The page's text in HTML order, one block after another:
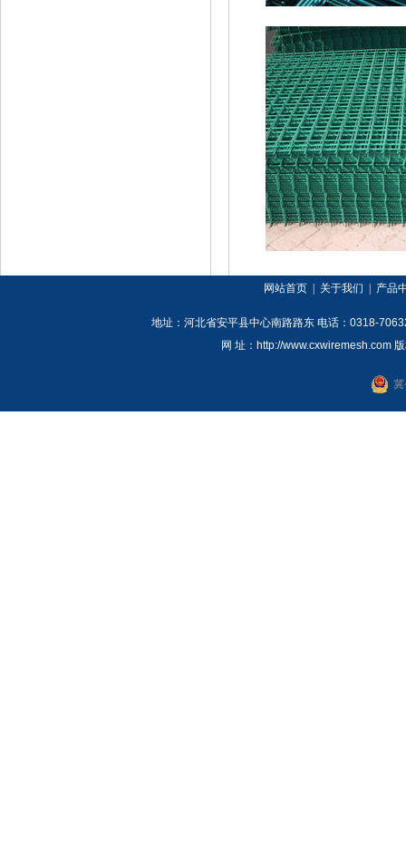
网站首页 关于我们 产品
地址：河北省安平县中心南路路东 电话： 0318-
网 址： http://www.cxwiremesh.com
冀